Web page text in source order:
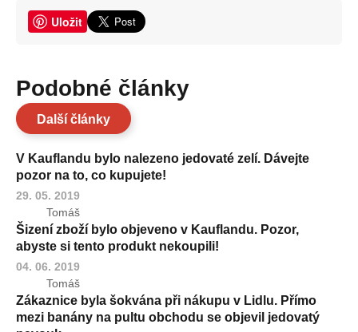
Uložit
Podobné články
Další články
V Kauflandu bylo nalezeno jedovaté zelí. Dávejte
pozor na to, co kupujete!
29. 05. 2019
Tomáš
Šizení zboží bylo objeveno v Kauflandu. Pozor,
abyste si tento produkt nekoupili!
04. 06. 2019
Tomáš
Zákaznice byla šokvána při nákupu v Lidlu. Přímo
mezi banány na pultu obchodu se objevil jedovatý